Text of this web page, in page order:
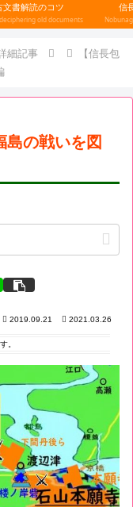
文書解読のコツ
old documents
信
細記事
【信長包
島の戦いを図
2019.09.21 2021.03.26
。